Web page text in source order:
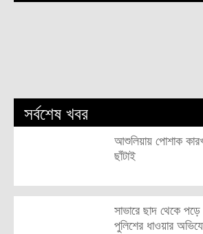
সর্বশেষ খবর
আশুলিয়ায় পোশাক
ছাঁটাই
সাভারে ছাদ থেকে
পুলিশের ধাওয়ার